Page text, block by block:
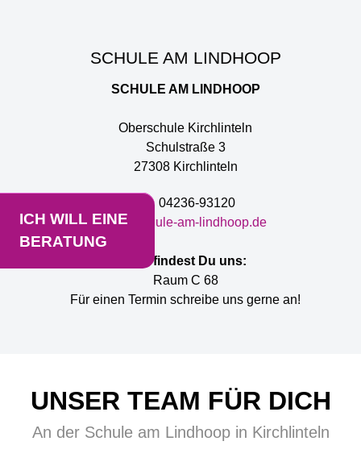
ICH WILL EINE
BERATUNG
SCHULE AM LINDHOOP
SCHULE AM LINDHOOP
Oberschule Kirchlinteln
Schulstraße 3
27308 Kirchlinteln
Tel. 04236-93120
www.schule-am-lindhoop.de
Hier findest Du uns:
Raum C 68
Für einen Termin schreibe uns gerne an!
UNSER TEAM FÜR DICH
An der Schule am Lindhoop in Kirchlinteln